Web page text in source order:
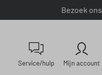
Bezoek ons
Service/hulp Mijn account